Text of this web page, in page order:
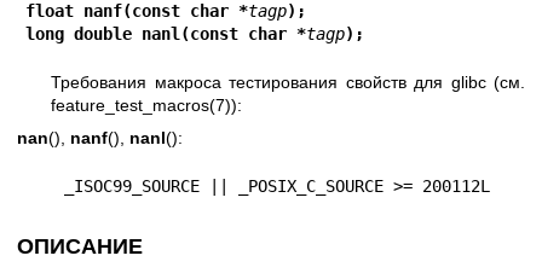
float nanf(const char *tagp);
long double nanl(const char *tagp);
Требования макроса тестирования свойств для glibc (см.
feature_test_macros(7)):
nan(), nanf(), nanl():
    _ISOC99_SOURCE || _POSIX_C_SOURCE >= 200112L
ОПИСАНИЕ